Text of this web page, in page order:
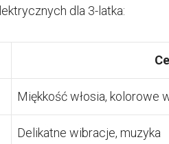
dla 3-latka:
Miękkość włosia, kolorowe
Delikatne wibracje, muzyka